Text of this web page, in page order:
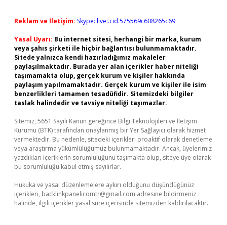
Reklam ve İletişim: Skype: live:.cid.575569c608265c69
Yasal Uyarı: Bu internet sitesi, herhangi bir marka, kurum
veya şahıs şirketi ile hiçbir bağlantısı bulunmamaktadır.
Sitede yalnızca kendi hazırladığımız makaleler
paylaşılmaktadır. Burada yer alan içerikler haber niteliği
taşımamakta olup, gerçek kurum ve kişiler hakkında
paylaşım yapılmamaktadır. Gerçek kurum ve kişiler ile isim
benzerlikleri tamamen tesadüfidir. Sitemizdeki bilgiler
taslak halindedir ve tavsiye niteliği taşımazlar.
Sitemiz, 5651 Sayılı Kanun gereğince Bilgi Teknolojileri ve İletişim
Kurumu (BTK) tarafından onaylanmış bir Yer Sağlayıcı olarak hizmet
vermektedir. Bu nedenle, sitedeki içerikleri proaktif olarak denetleme
veya araştırma yükümlülüğümüz bulunmamaktadır. Ancak, üyelerimiz
yazdıkları içeriklerin sorumluluğunu taşımakta olup, siteye üye olarak
bu sorumluluğu kabul etmiş sayılırlar.
Hukuka ve yasal düzenlemelere aykırı olduğunu düşündüğünüz
içerikleri, backlinkpanelicomtr@gmail.com adresine bildirmeniz
halinde, ilgili içerikler yasal süre içerisinde sitemizden kaldırılacaktır.